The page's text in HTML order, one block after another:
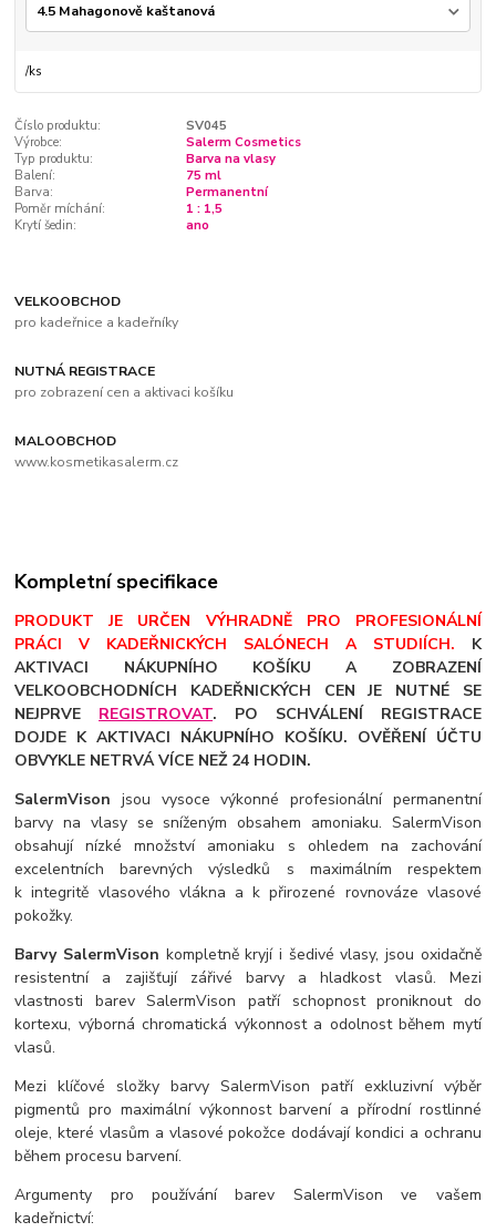
/ks
Číslo produktu:
SV045
Výrobce:
Salerm Cosmetics
Typ produktu:
Barva na vlasy
Balení:
75 ml
Barva:
Permanentní
Poměr míchání:
1 : 1,5
Krytí šedin:
ano
VELKOOBCHOD
pro kadeřnice a kadeřníky
NUTNÁ REGISTRACE
pro zobrazení cen a aktivaci košíku
MALOOBCHOD
www.kosmetikasalerm.cz
Kompletní specifikace
PRODUKT JE URČEN VÝHRADNĚ PRO PROFESIONÁLNÍ
PRÁCI V KADEŘNICKÝCH SALÓNECH A STUDIÍCH. K
AKTIVACI NÁKUPNÍHO KOŠÍKU A ZOBRAZENÍ
VELKOOBCHODNÍCH KADEŘNICKÝCH CEN JE NUTNÉ SE
NEJPRVE REGISTROVAT. PO SCHVÁLENÍ REGISTRACE
DOJDE K AKTIVACI NÁKUPNÍHO KOŠÍKU. OVĚŘENÍ ÚČTU
OBVYKLE NETRVÁ VÍCE NEŽ 24 HODIN.
SalermVison jsou vysoce výkonné profesionální permanentní
barvy na vlasy se sníženým obsahem amoniaku. SalermVison
obsahují nízké množství amoniaku s ohledem na zachování
excelentních barevných výsledků s maximálním respektem
k integritě vlasového vlákna a k přirozené rovnováze vlasové
pokožky.
Barvy SalermVison kompletně kryjí i šedivé vlasy, jsou oxidačně
resistentní a zajišťují zářivé barvy a hladkost vlasů. Mezi
vlastnosti barev SalermVison patří schopnost proniknout do
kortexu, výborná chromatická výkonnost a odolnost během mytí
vlasů.
Mezi klíčové složky barvy SalermVison patří exkluzivní výběr
pigmentů pro maximální výkonnost barvení a přírodní rostlinné
oleje, které vlasům a vlasové pokožce dodávají kondici a ochranu
během procesu barvení.
Argumenty pro používání barev SalermVison ve vašem
kadeřnictví: